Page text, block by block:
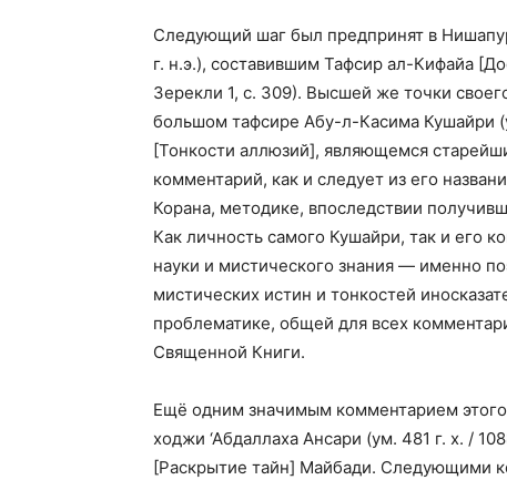
Следующий шаг был предпринят в
г. н.э.), составившим Тафсир ал-Кифайа
Зерекли 1, с. 309). Высшей же точки
большом тафсире Абу-л-Касима Кушайри
[Тонкости аллюзий], являющемся
комментарий, как и следует из его
Корана, методике, впоследствии
Как личность самого Кушайри, так и его
науки и мистического знания — именно
мистических истин и тонкостей
проблематике, общей для всех
Священной Книги.
Ещё одним значимым комментарием этого
ходжи ‘Абдаллаха Ансари (ум. 481 г. х. /
[Раскрытие тайн] Майбади. Следующими